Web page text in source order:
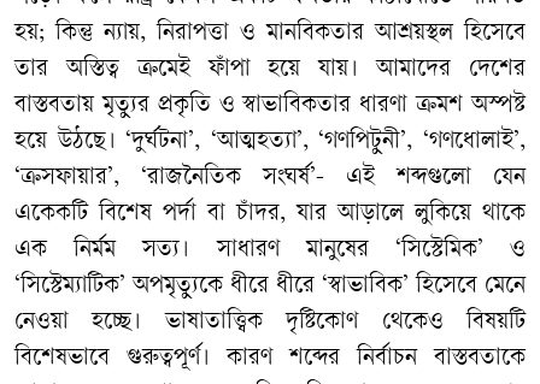
হয়; কিন্তু ন্যায়, নিরাপত্তা ও মানবিকতার আশ্রয়স্থল হিসেবে
তার অস্তিত্ব ক্রমেই ফাঁপা হয়ে যায়। আমাদের দেশের
বাস্তবতায় মৃত্যুর প্রকৃতি ও স্বাভাবিকতার ধারণা ক্রমশ অস্পষ্ট
হয়ে উঠছে। ‘দুর্ঘটনা’, ‘আত্মহত্যা’, ‘গণপিটুনী’, ‘গণধোলাই’,
‘ক্রসফায়ার’, ‘রাজনৈতিক সংঘর্ষ’- এই শব্দগুলো যেন
একেকটি বিশেষ পর্দা বা চাঁদর, যার আড়ালে লুকিয়ে থাকে
এক নির্মম সত্য। সাধারণ মানুষের ‘সিস্টেমিক’ ও
‘সিস্টেম্যাটিক’ অপমৃত্যুকে ধীরে ধীরে ‘স্বাভাবিক’ হিসেবে মেনে
নেওয়া হচ্ছে। ভাষাতাত্ত্বিক দৃষ্টিকোণ থেকেও বিষয়টি
বিশেষভাবে গুরুত্বপূর্ণ। কারণ শব্দের নির্বাচন বাস্তবতাকে